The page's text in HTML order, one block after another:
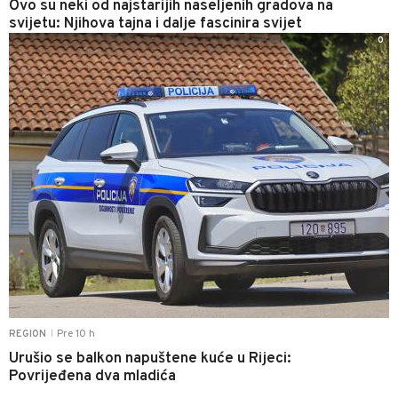
Ovo su neki od najstarijih naseljenih gradova na
svijetu: Njihova tajna i dalje fascinira svijet
REGION Pre 10 h
Urušio se balkon napuštene kuće u Rijeci:
Povrijeđena dva mladića
0